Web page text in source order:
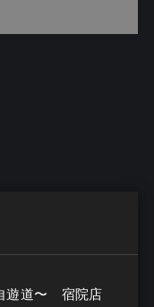
遊道〜 宿院店